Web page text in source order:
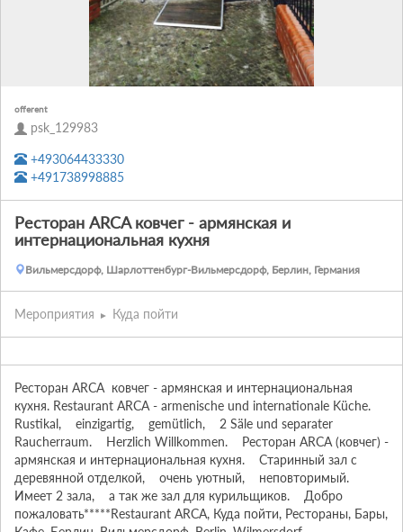
offerent
psk_129983
+493064433330
+491738998885
Ресторан ARCA ковчег - армянская и
интернациональная кухня
Вильмерсдорф, Шарлоттенбург-Вильмерсдорф, Берлин, Германия
Мероприятия Куда пойти
Ресторан ARCA  ковчег - армянская и интернациональная
кухня. Restaurant ARCA - armenische und internationale Küche.
Rustikal,    einzigartig,    gemütlich,    2 Säle und separater
Raucherraum.    Herzlich Willkommen.    Ресторан ARCA (ковчег) -
армянская и интернациональная кухня.    Старинный зал с
деревянной отделкой,    очень уютный,    неповторимый.
Имеет 2 зала,    а так же зал для курильщиков.    Добро
пожаловать*****Restaurant ARCA, Куда пойти, Рестораны, Бары,